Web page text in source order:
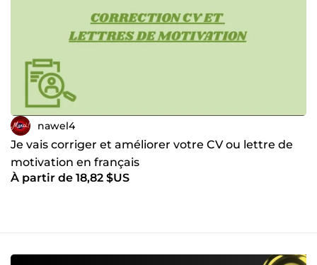
nawel4
Je vais corriger et améliorer votre CV ou lettre de
motivation en français
À partir de 18,82 $US